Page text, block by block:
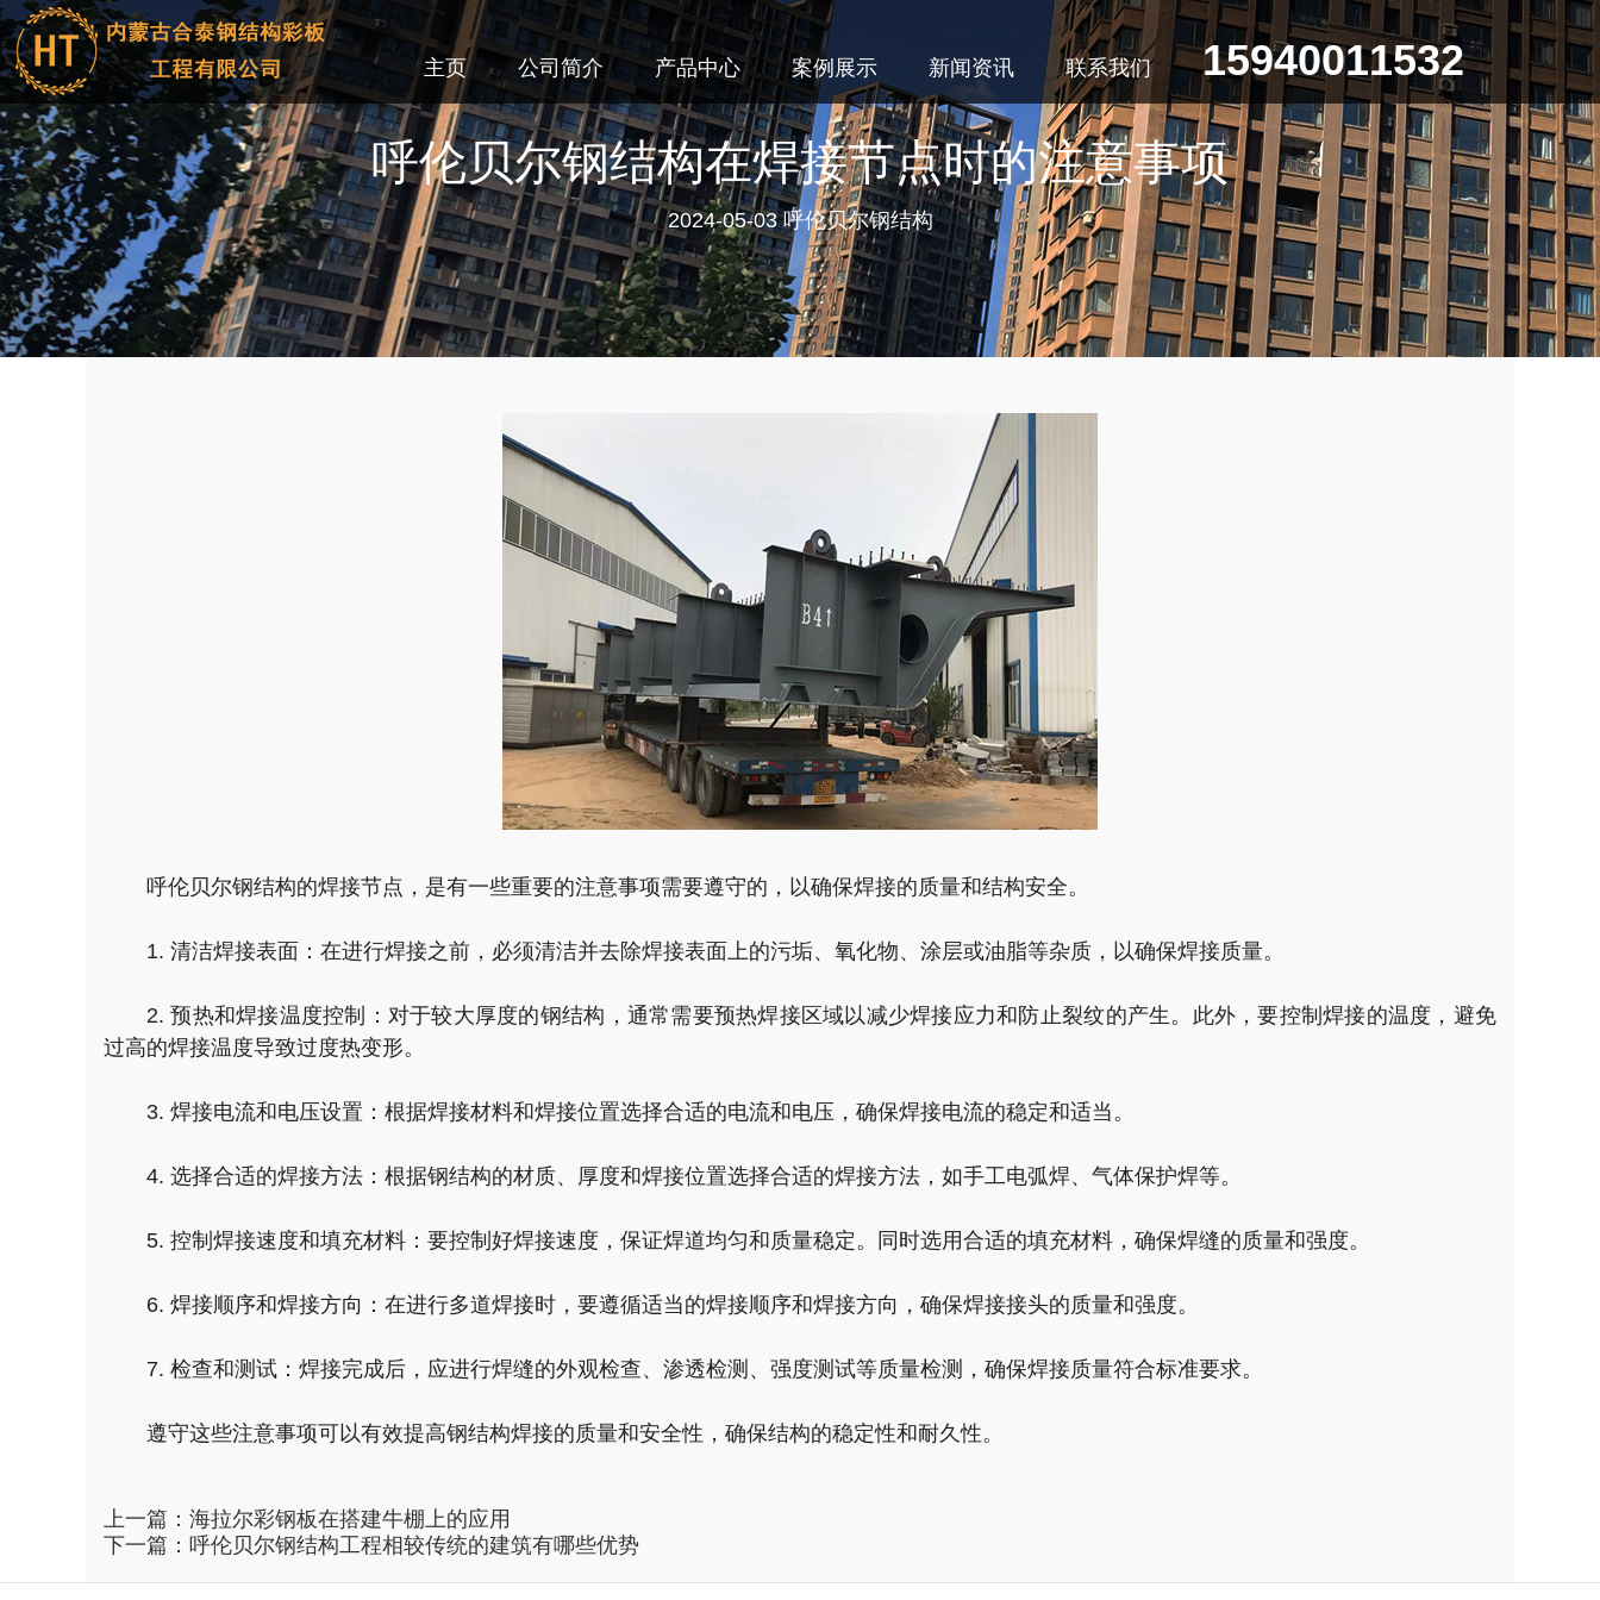
主页 公司简介 产品中心 案例展示 新闻资讯 联系我们 15940011532
呼伦贝尔钢结构在焊接节点时的注意事项
2024-05-03 呼伦贝尔钢结构
呼伦贝尔钢结构的焊接节点，是有一些重要的注意事项需要遵守的，以确保焊接的质量和结构安全。
1. 清洁焊接表面：在进行焊接之前，必须清洁并去除焊接表面上的污垢、氧化物、涂层或油脂等杂质，以确保焊接质量。
2. 预热和焊接温度控制：对于较大厚度的钢结构，通常需要预热焊接区域以减少焊接应力和防止裂纹的产生。此外，要控制焊接的温度，避免
过高的焊接温度导致过度热变形。
3. 焊接电流和电压设置：根据焊接材料和焊接位置选择合适的电流和电压，确保焊接电流的稳定和适当。
4. 选择合适的焊接方法：根据钢结构的材质、厚度和焊接位置选择合适的焊接方法，如手工电弧焊、气体保护焊等。
5. 控制焊接速度和填充材料：要控制好焊接速度，保证焊道均匀和质量稳定。同时选用合适的填充材料，确保焊缝的质量和强度。
6. 焊接顺序和焊接方向：在进行多道焊接时，要遵循适当的焊接顺序和焊接方向，确保焊接接头的质量和强度。
7. 检查和测试：焊接完成后，应进行焊缝的外观检查、渗透检测、强度测试等质量检测，确保焊接质量符合标准要求。
遵守这些注意事项可以有效提高钢结构焊接的质量和安全性，确保结构的稳定性和耐久性。
上一篇： 海拉尔彩钢板在搭建牛棚上的应用
下一篇： 呼伦贝尔钢结构工程相较传统的建筑有哪些优势